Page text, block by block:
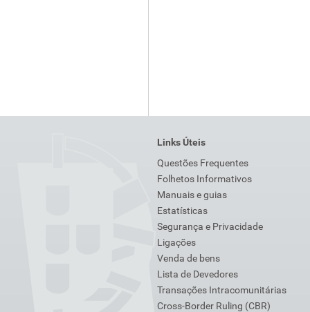
Links Úteis
Questões Frequentes
Folhetos Informativos
Manuais e guias
Estatísticas
Segurança e Privacidade
Ligações
Venda de bens
Lista de Devedores
Transações Intracomunitárias
Cross-Border Ruling (CBR)